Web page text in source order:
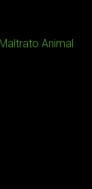
Animal